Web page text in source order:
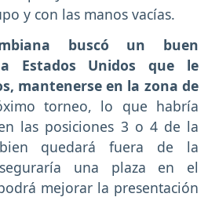
y con las manos vacías.
buscó un buen
Estados Unidos que le
mantenerse en la zona de
torneo, lo que habría
las posiciones 3 o 4 de la
quedará fuera de la
una plaza en el
mejorar la presentación